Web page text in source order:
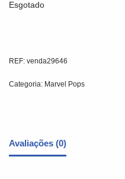
Esgotado
REF: venda29646
Categoria: Marvel Pops
Avaliações (0)